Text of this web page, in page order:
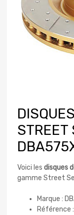
STREET
Voici les disques
gamme Street
Marque :
Référence